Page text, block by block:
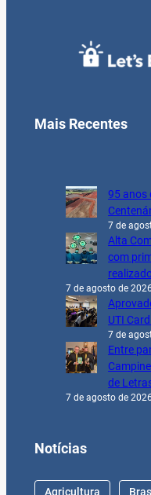
Mais Recentes
95 anos
7 de
Alta
com
7 de agosto de 2026
UTI
7 de
Entre
de
7 de agosto de 2026
Notícias
Agricultura